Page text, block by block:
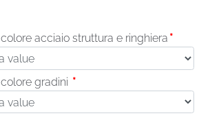
acciaio struttura e ringhiera *
gradini *